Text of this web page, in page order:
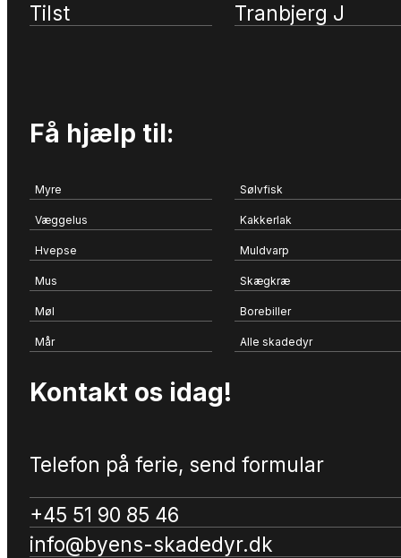
Tilst
Tranbjerg J
Få hjælp til:
Myre Sølvfisk
Væggelus Kakkerlak
Hvepse Muldvarp
Mus Skægkræ
Møl Borebiller
Mår Alle skadedyr
Kontakt os idag!
Telefon på ferie, send formular
+45 51 90 85 46
info@byens-skadedyr.dk